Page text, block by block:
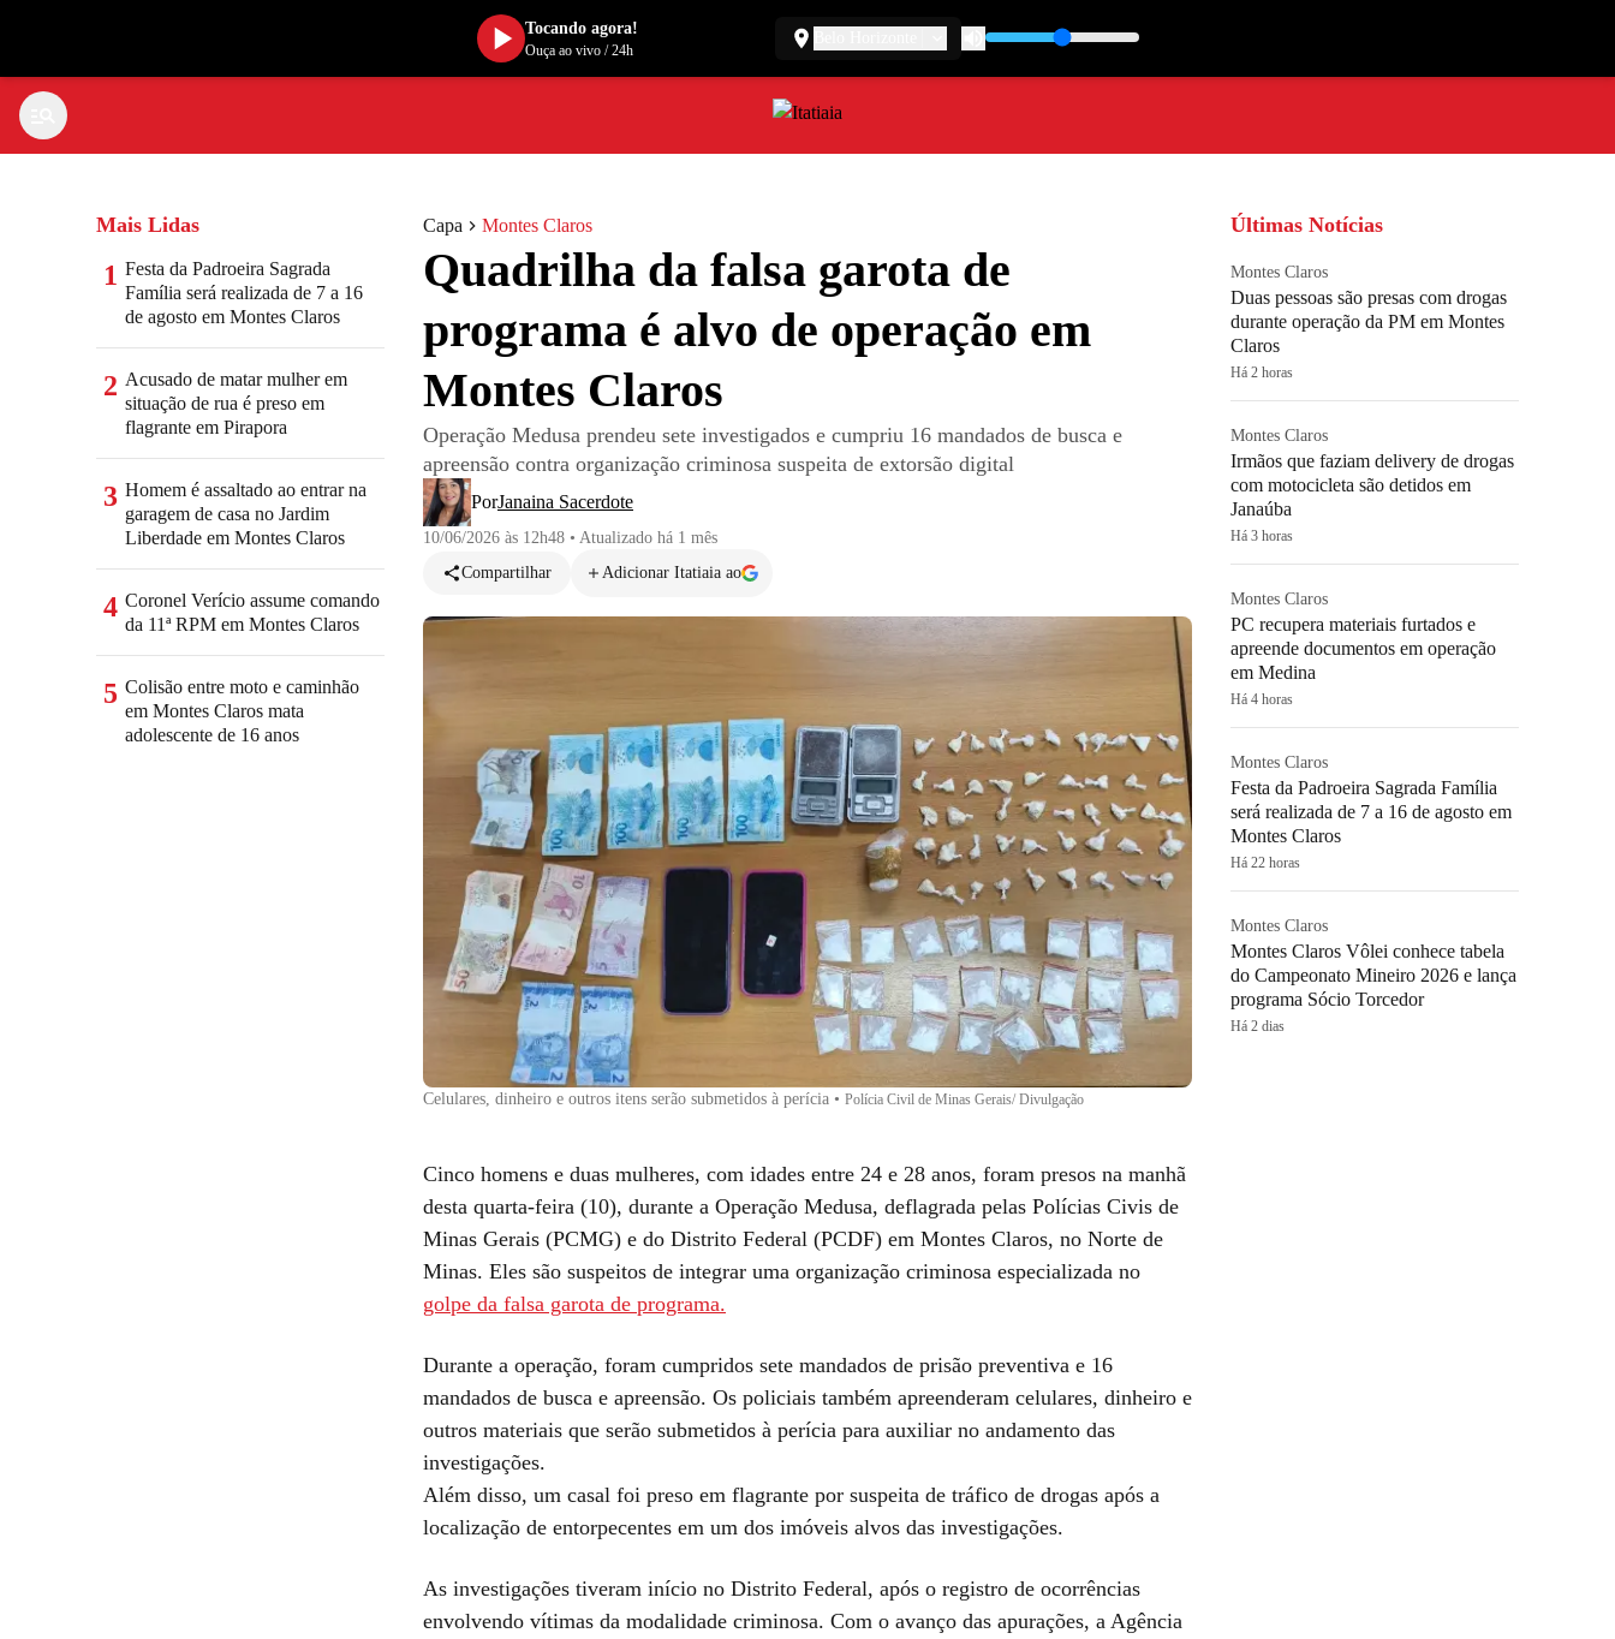
Capa Montes Claros
Quadrilha da falsa garota de
programa é alvo de operação em
Montes Claros
Operação Medusa prendeu sete investigados e cumpriu 16 mandados de busca e
apreensão contra organização criminosa suspeita de extorsão digital
PorJanaina Sacerdote
10/06/2026 às 12h48 • Atualizado há 1 mês
Compartilhar
Adicionar Itatiaia ao
Celulares, dinheiro e outros itens serão submetidos à perícia • Polícia Civil de Minas Gerais/ Divulgação
Cinco homens e duas mulheres, com idades entre 24 e 28 anos, foram presos na manhã
desta quarta-feira (10), durante a Operação Medusa, deflagrada pelas Polícias Civis de
Minas Gerais (PCMG) e do Distrito Federal (PCDF) em Montes Claros, no Norte de
Minas. Eles são suspeitos de integrar uma organização criminosa especializada no
golpe da falsa garota de programa.
Durante a operação, foram cumpridos sete mandados de prisão preventiva e 16
mandados de busca e apreensão. Os policiais também apreenderam celulares, dinheiro e
outros materiais que serão submetidos à perícia para auxiliar no andamento das
investigações.
Além disso, um casal foi preso em flagrante por suspeita de tráfico de drogas após a
localização de entorpecentes em um dos imóveis alvos das investigações.
As investigações tiveram início no Distrito Federal, após o registro de ocorrências
envolvendo vítimas da modalidade criminosa. Com o avanço das apurações, a Agência
Mais Lidas
1 Festa da Padroeira Sagrada
Família será realizada de 7 a 16
de agosto em Montes Claros
2 Acusado de matar mulher em
situação de rua é preso em
flagrante em Pirapora
3 Homem é assaltado ao entrar na
garagem de casa no Jardim
Liberdade em Montes Claros
4 Coronel Verício assume comando
da 11ª RPM em Montes Claros
5 Colisão entre moto e caminhão
em Montes Claros mata
adolescente de 16 anos
Últimas Notícias
Montes Claros
Duas pessoas são presas com drogas
durante operação da PM em Montes
Claros
Há 2 horas
Montes Claros
Irmãos que faziam delivery de drogas
com motocicleta são detidos em
Janaúba
Há 3 horas
Montes Claros
PC recupera materiais furtados e
apreende documentos em operação
em Medina
Há 4 horas
Montes Claros
Festa da Padroeira Sagrada Família
será realizada de 7 a 16 de agosto em
Montes Claros
Há 22 horas
Montes Claros
Montes Claros Vôlei conhece tabela
do Campeonato Mineiro 2026 e lança
programa Sócio Torcedor
Há 2 dias
Tocando agora!
Ouça ao vivo/24h